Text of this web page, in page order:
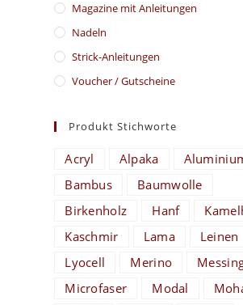
Magazine mit Anleitungen
Nadeln
Strick-Anleitungen
Voucher / Gutscheine
Produkt Stichworte
Acryl Alpaka
Bambus
Baumwolle
Birkenholz
Hanf
Kaschmir
Lama
Leinen
Lyocell
Merino
Microfaser
Modal